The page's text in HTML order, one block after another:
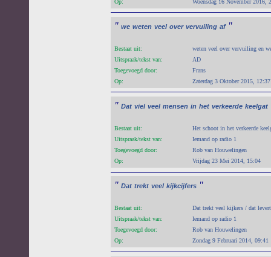
" we weten veel over vervuiling af "
Bestaat uit:
weten veel over vervuiling en
Uitspraak/tekst van:
AD
Toegevoegd door:
Frans
Op:
Zaterdag 3 Oktober 2015, 12:37
" Dat viel veel mensen in het verkeerde keelgat
Bestaat uit:
Het schoot in het verkeerde
Uitspraak/tekst van:
Iemand op radio 1
Toegevoegd door:
Rob van Houwelingen
Op:
Vrijdag 23 Mei 2014, 15:04
" Dat trekt veel kijkcijfers "
Bestaat uit:
Dat trekt veel kijkers / dat
Uitspraak/tekst van:
Iemand op radio 1
Toegevoegd door:
Rob van Houwelingen
Op:
Zondag 9 Februari 2014, 09:41